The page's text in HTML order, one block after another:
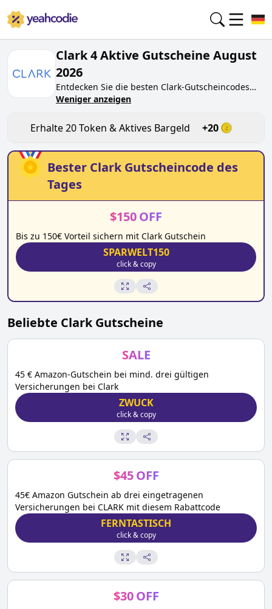
Clark 4 Aktive Gutscheine August
2026
Entdecken Sie die besten Clark-Gutscheincodes
von heute fürAugust 2026
Token beiclark.de, indem Sie den Code testen.
Erhalten Sie Belohnungen, wenn Sie
Clark-
Gutscheincodes einreichen und anderen Käufern
beim Sparen helfen.
Weniger anzeigen
Erhalte20Token & Aktives Bargeld +20
Bester Clark Gutscheincode des
Tages
$150OFF
Bis zu 150€ Vorteil sichern mit Clark Gutschein
SPARWELT150
click & copy
Beliebte ClarkGutscheine
SALE
45 € Amazon-Gutschein bei mind. drei gültigen
Versicherungen bei Clark
ZWUCK
click & copy
$45 OFF
45€ Amazon Gutschein ab drei eingetragenen
Versicherungen bei CLARK mit diesem Rabattcode
FERNTASTISCH
click & copy
$30 OFF